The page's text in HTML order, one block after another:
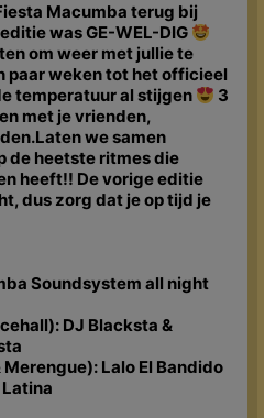
Macumba terug bij
was GE-WEL-DIG
om weer met jullie te
paar weken tot het officieel
temperatuur al stijgen
3
met je vrienden,
we samen
de heetste ritmes die
heeft!! De vorige editie
dus zorg dat je op tijd je
Soundsystem all night
DJ Blacksta &
Lalo El Bandido
Latina